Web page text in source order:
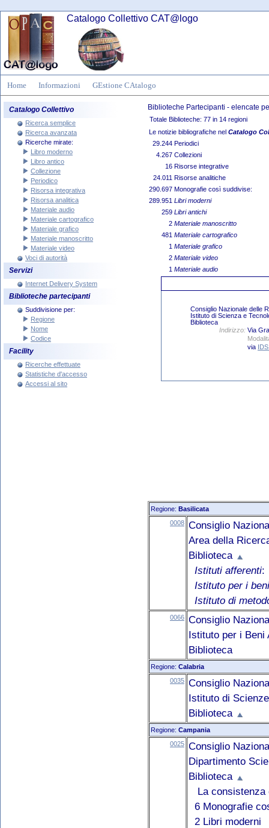
Catalogo Collettivo CAT@logo
Home Informazioni GEstione CAtalogo
Catalogo Collettivo
Ricerca semplice
Ricerca avanzata
Ricerche mirate:
Libro moderno
Libro antico
Collezione
Periodico
Risorsa integrativa
Risorsa analitica
Materiale audio
Materiale cartografico
Materiale grafico
Materiale manoscritto
Materiale video
Voci di autorità
Servizi
Internet Delivery System
Biblioteche partecipanti
Suddivisione per:
Regione
Nome
Codice
Facility
Ricerche effettuate
Statistiche d'accesso
Accessi al sito
Biblioteche Partecipanti - elencate
Totale Biblioteche: 77 in 14 regioni
Le notizie bibliografiche nel Catalogo
29.244 Periodici
4.267 Collezioni
16 Risorse integrative
24.011 Risorse analitiche
290.697 Monografie così suddivise:
289.951 Libri moderni
259 Libri antichi
2 Materiale manoscritto
481 Materiale cartografico
1 Materiale grafico
2 Materiale video
1 Materiale audio
Regione: Basilicata
0008 Consiglio
Area della
Biblioteca
Istituti afferenti:
Istituto per i
Istituto di
0066 Consiglio
Istituto per i Beni
Biblioteca
Regione: Calabria
0035 Consiglio
Istituto di
Biblioteca
Regione: Campania
0025 Consiglio
Dipartimento
Biblioteca
La
6 Monografie
2 Libri moderni